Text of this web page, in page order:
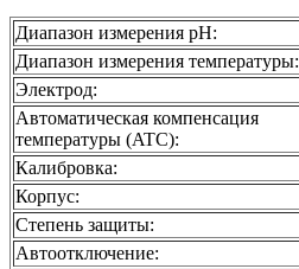
Диапазон измерения pH:
Диапазон измерения температуры:
Электрод:
Автоматическая компенсация
температуры (ATC):
Калибровка:
Корпус:
Степень защиты:
Автоотключение: